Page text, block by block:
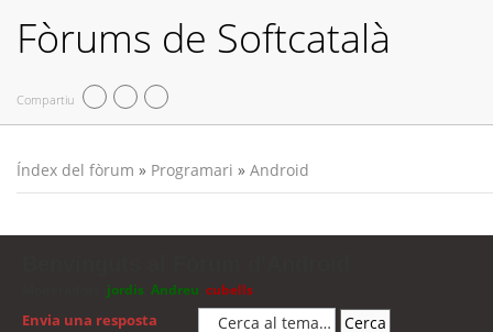
Fòrums de Softcatalà
Compartiu
Índex del fòrum » Programari » Android
jordis Andreu cubells
Envia una resposta